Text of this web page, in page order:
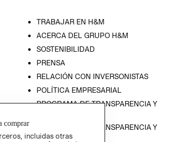
TRABAJAR EN H&M
ACERCA DEL GRUPO H&M
SOSTENIBILIDAD
PRENSA
RELACIÓN CON INVERSONISTAS
POLÍTICA EMPRESARIAL
PROGRAMA DE TRANSPARENCIA Y
PROGRAMA DE TRANSPARENCIA Y
ÉTICA (INGLÉS)
comprar
incluidas otras